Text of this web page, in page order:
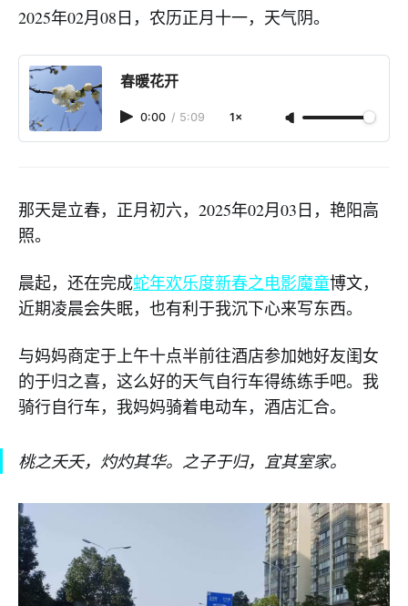
2025年02月08日，农历正月十一，天气阴。
春暖花开
0:00 / 5:09 1×
那天是立春，正月初六，2025年02月03日，艳阳高
照。
晨起，还在完成蛇年欢乐度新春之电影魔童博文，
近期凌晨会失眠，也有利于我沉下心来写东西。
与妈妈商定于上午十点半前往酒店参加她好友闺女
的于归之喜，这么好的天气自行车得练练手吧。我
骑行自行车，我妈妈骑着电动车，酒店汇合。
桃之夭夭，灼灼其华。之子于归，宜其室家。